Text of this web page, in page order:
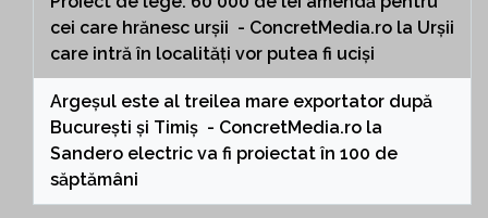
cei care hrănesc urșii - ConcretMedia.ro la Urșii
care intră în localități vor putea fi uciși
Argeșul este al treilea mare exportator după
București și Timiș - ConcretMedia.ro la
Sandero electric va fi proiectat în 100 de
săptămâni